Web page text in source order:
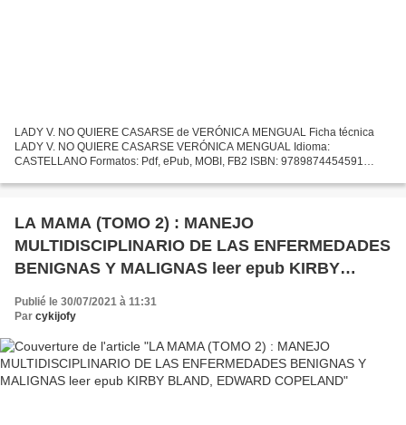
LADY V. NO QUIERE CASARSE de VERÓNICA MENGUAL Ficha técnica
LADY V. NO QUIERE CASARSE VERÓNICA MENGUAL Idioma:
CASTELLANO Formatos: Pdf, ePub, MOBI, FB2 ISBN: 9789874454591
descargables gratis...
LA MAMA (TOMO 2) : MANEJO
MULTIDISCIPLINARIO DE LAS ENFERMEDADES
BENIGNAS Y MALIGNAS leer epub KIRBY
BLAND, EDWARD COPELAND
Publié le 30/07/2021 à 11:31
Par cykijofy